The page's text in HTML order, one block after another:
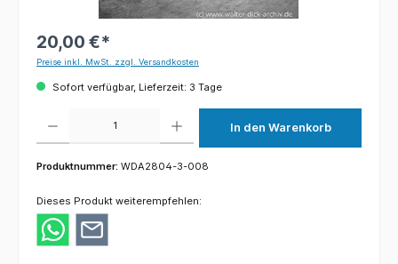
20,00 €*
Preise inkl. MwSt. zzgl. Versandkosten
Sofort verfügbar, Lieferzeit: 3 Tage
In den Warenkorb
Produktnummer: WDA2804-3-008
Dieses Produkt weiterempfehlen: